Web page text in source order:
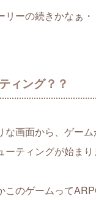
リーの続きかなぁ
ィング？？
画面から、ゲーム
ティングが始まり
このゲームって